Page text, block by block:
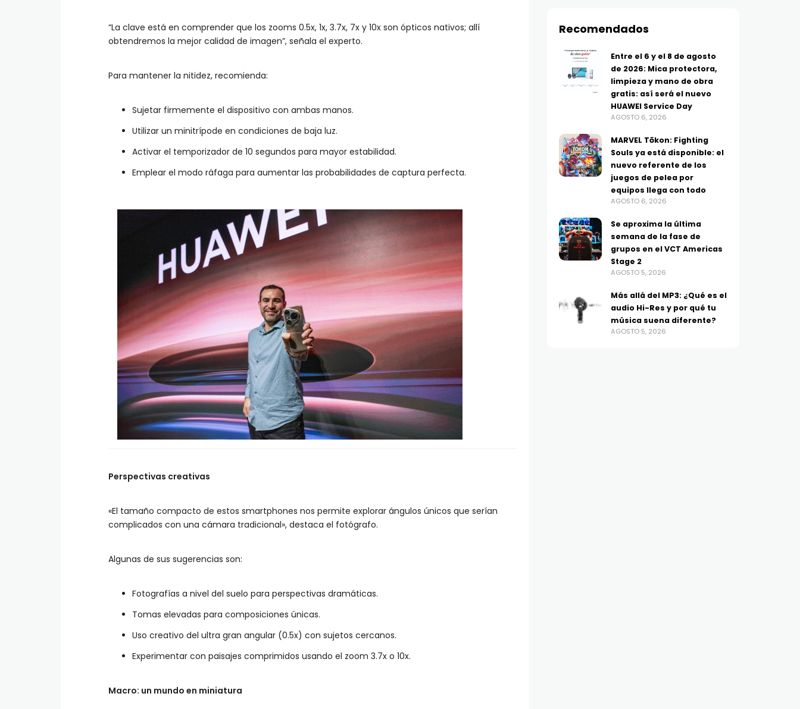
“La clave está en comprender que los zooms 0.5x, 1x, 3.7x, 7x y 10x son ópticos nativos; allí
obtendremos la mejor calidad de imagen”, señala el experto.
Para mantener la nitidez, recomienda:
Sujetar firmemente el dispositivo con ambas manos.
Utilizar un minitrípode en condiciones de baja luz.
Activar el temporizador de 10 segundos para mayor estabilidad.
Emplear el modo ráfaga para aumentar las probabilidades de captura perfecta.
Perspectivas creativas
«El tamaño compacto de estos smartphones nos permite explorar ángulos únicos que serían
complicados con una cámara tradicional», destaca el fotógrafo.
Algunas de sus sugerencias son:
Fotografías a nivel del suelo para perspectivas dramáticas.
Tomas elevadas para composiciones únicas.
Uso creativo del ultra gran angular (0.5x) con sujetos cercanos.
Experimentar con paisajes comprimidos usando el zoom 3.7x o 10x.
Macro: un mundo en miniatura
Recomendados
Entre el 6 y el 8 de agosto
de 2026: Mica protectora,
limpieza y mano de obra
gratis: así será el nuevo
HUAWEI Service Day
AGOSTO 6, 2026
MARVEL Tōkon: Fighting
Souls ya está disponible: el
nuevo referente de los
juegos de pelea por
equipos llega con todo
AGOSTO 6, 2026
Se aproxima la última
semana de la fase de
grupos en el VCT Americas
Stage 2
AGOSTO 5, 2026
Más allá del MP3: ¿Qué es el
audio Hi-Res y por qué tu
música suena diferente?
AGOSTO 5, 2026